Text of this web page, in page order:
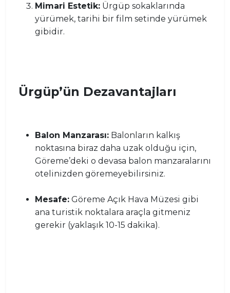
Mimari Estetik: Ürgüp sokaklarında
yürümek, tarihi bir film setinde yürümek
gibidir.
Ürgüp’ün Dezavantajları
Balon Manzarası: Balonların kalkış
noktasına biraz daha uzak olduğu için,
Göreme’deki o devasa balon manzaralarını
otelinizden göremeyebilirsiniz.
Mesafe: Göreme Açık Hava Müzesi gibi
ana turistik noktalara araçla gitmeniz
gerekir (yaklaşık 10-15 dakika).